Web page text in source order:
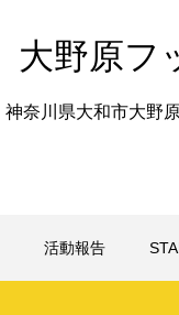
大野原フ
神奈川県大和市大野
活動報告